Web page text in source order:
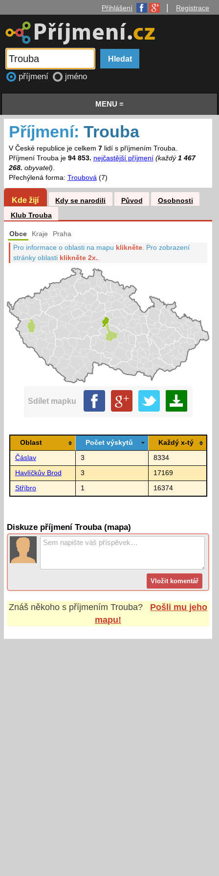
Přihlášení Registrace
příjmení jméno
MENU ≡
Příjmení: Trouba
V České republice je celkem 7lidí s příjmením Trouba.
Příjmení Trouba je 94 853. nejčastější příjmení (každý 1 467
268. obyvatel).
Přechýlená forma: Troubová(7)
Kde žijí Kdy se narodili Původ
Osobnosti
Klub Trouba
Obce Kraje Praha
Pro informace o oblasti na mapu klikněte Pro zobrazení
stránky oblasti klikněte 2x.
Sdílet mapku
Oblast Počet výskytů Každý x-tý
Čáslav 3 8334
Havlíčkův Brod 3 17169
Stříbro 1 16374
Diskuze příjmení Trouba (mapa)
Znáš někoho s příjmenímTrouba?
Pošli mu jeho
mapu!